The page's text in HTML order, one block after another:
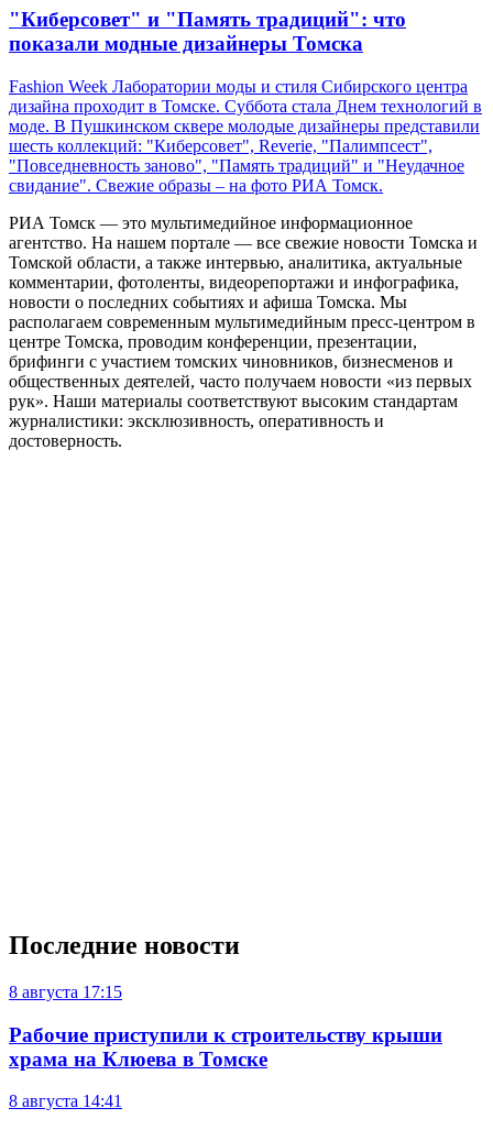
"Киберсовет" и "Память традиций": что
показали модные дизайнеры Томска
Fashion Week Лаборатории моды и стиля Сибирского центра
дизайна проходит в Томске. Суббота стала Днем технологий в
моде. В Пушкинском сквере молодые дизайнеры представили
шесть коллекций: "Киберсовет", Reverie, "Палимпсест",
"Повседневность заново", "Память традиций" и "Неудачное
свидание". Свежие образы – на фото РИА Томск.
РИА Томск — это мультимедийное информационное
агентство. На нашем портале — все свежие новости Томска и
Томской области, а также интервью, аналитика, актуальные
комментарии, фотоленты, видеорепортажи и инфографика,
новости о последних событиях и афиша Томска. Мы
располагаем современным мультимедийным пресс-центром в
центре Томска, проводим конференции, презентации,
брифинги с участием томских чиновников, бизнесменов и
общественных деятелей, часто получаем новости «из первых
рук». Наши материалы соответствуют высоким стандартам
журналистики: эксклюзивность, оперативность и
достоверность.
Последние новости
8 августа 17:15
Рабочие приступили к строительству крыши
храма на Клюева в Томске
8 августа 14:41